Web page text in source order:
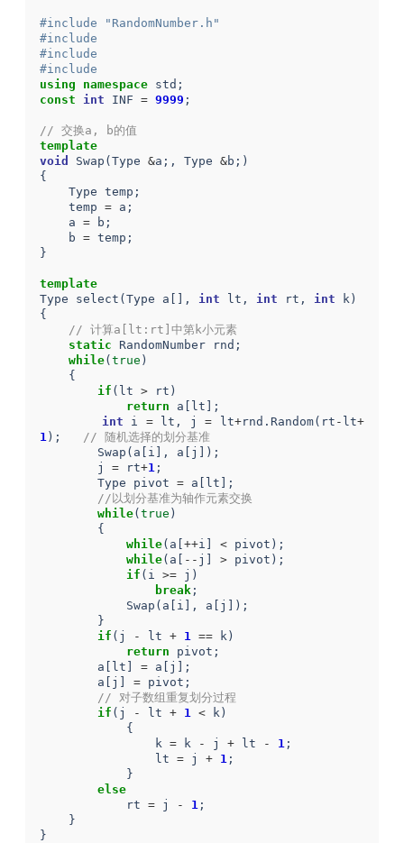
#include "RandomNumber.h"
#include
#include
#include
using
namespace std ;
const
int INF = 9999 ;
// 交换a, b的值
template
void
Swap (Type &a ;, Type &b ;)
{
Type temp ;
temp = a ;
a = b ;
b = temp ;
}
template
Type
select (Type a [], int lt , int rt , int k )
{
// 计算a[lt:rt]中第k小元素
static
RandomNumber rnd ;
while(true )
{
if ( lt > rt )
return
a [ lt ];
int
i = lt , j = lt+rnd . Random( rt - lt+
1 );
// 随机选择的划分基准
Swap ( a [ i ], a [ j ]);
j
= rt+1 ;
Type
pivot = a [ lt ];
//以划分基准为轴作元素交换
while(true )
{
while( a [++i ] < pivot );
while( a [ -- j ] > pivot );
if ( i >= j )
break ;
Swap ( a [ i ], a [ j ]);
}
if ( j - lt + 1 == k )
return
pivot ;
a [ lt ] = a [ j ];
a [ j ] = pivot ;
// 对子数组重复划分过程
if ( j - lt + 1 < k )
{
k = k - j + lt - 1 ;
lt = j + 1 ;
}
else
rt = j - 1 ;
}
}